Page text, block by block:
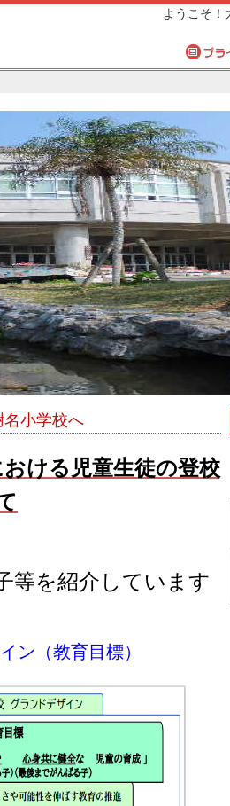
ようこそ！
校へ
ける児童生徒の登校
等を紹介しています
ン（教育目標）